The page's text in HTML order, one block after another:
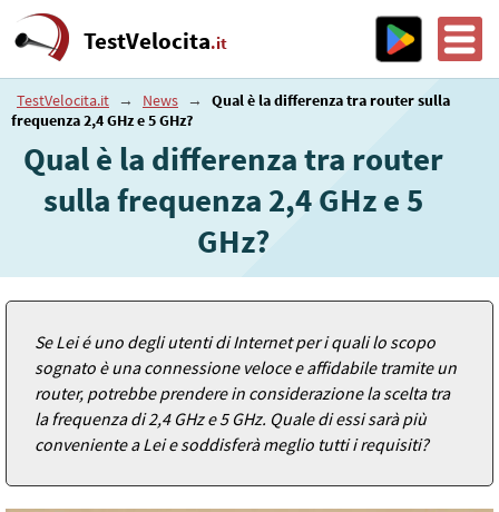
TestVelocita.it
TestVelocita.it → News →
Qual è la differenza tra router sulla
frequenza 2,4 GHz e 5 GHz?
Qual è la differenza tra router
sulla frequenza 2,4 GHz e 5
GHz?
Se Lei é uno degli utenti di Internet per i quali lo scopo
sognato è una connessione veloce e affidabile tramite un
router, potrebbe prendere in considerazione la scelta tra
la frequenza di 2,4 GHz e 5 GHz. Quale di essi sarà più
conveniente a Lei e soddisferà meglio tutti i requisiti?